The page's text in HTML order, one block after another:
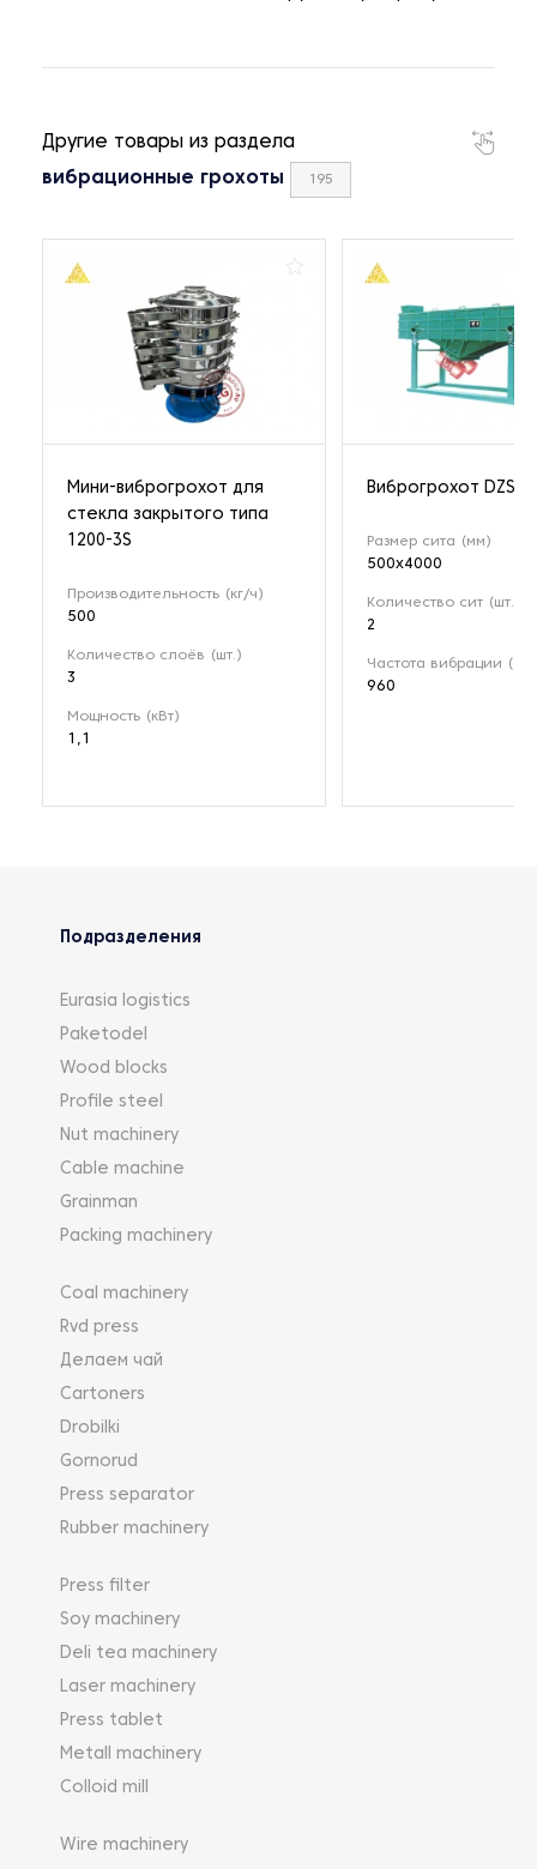
Другие товары из раздела
вибрационные грохоты 195
Мини-виброгрохот для
стекла закрытого типа
1200-3S
Производительность (кг/ч)
500
Количество слоёв (шт.)
3
Мощность (кВт)
1,1
Виброгрохот DZSF-
Размер сита (мм)
500х4000
Количество сит (шт.)
2
Частота вибрации
960
Подразделения
Eurasia logistics
Paketodel
Wood blocks
Profile steel
Nut machinery
Cable machine
Grainman
Packing machinery
Coal machinery
Rvd press
Делаем чай
Cartoners
Drobilki
Gornorud
Press separator
Rubber machinery
Press filter
Soy machinery
Deli tea machinery
Laser machinery
Press tablet
Metall machinery
Colloid mill
Wire machinery